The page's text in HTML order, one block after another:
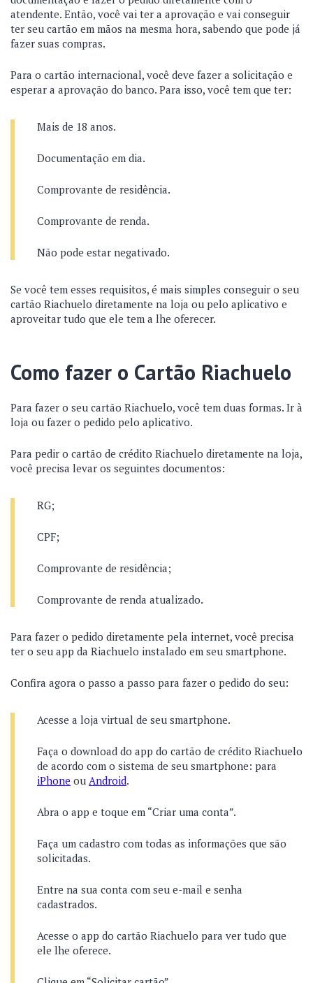
atendente. Então, você vai ter a aprovação e vai conseguir
ter seu cartão em mãos na mesma hora, sabendo que pode já
fazer suas compras.
Para o cartão internacional, você deve fazer a solicitação e
esperar a aprovação do banco. Para isso, você tem que ter:
Mais de 18 anos.
Documentação em dia.
Comprovante de residência.
Comprovante de renda.
Não pode estar negativado.
Se você tem esses requisitos, é mais simples conseguir o seu
cartão Riachuelo diretamente na loja ou pelo aplicativo e
aproveitar tudo que ele tem a lhe oferecer.
Como fazer o Cartão Riachuelo
Para fazer o seu cartão Riachuelo, você tem duas formas. Ir à
loja ou fazer o pedido pelo aplicativo.
Para pedir o cartão de crédito Riachuelo diretamente na loja,
você precisa levar os seguintes documentos:
RG;
CPF;
Comprovante de residência;
Comprovante de renda atualizado.
Para fazer o pedido diretamente pela internet, você precisa
ter o seu app da Riachuelo instalado em seu smartphone.
Confira agora o passo a passo para fazer o pedido do seu:
Acesse a loja virtual de seu smartphone.
Faça o download do app do cartão de crédito Riachuelo
de acordo com o sistema de seu smartphone: para
iPhone ou Android.
Abra o app e toque em “Criar uma conta”.
Faça um cadastro com todas as informações que são
solicitadas.
Entre na sua conta com seu e-mail e senha
cadastrados.
Acesse o app do cartão Riachuelo para ver tudo que
ele lhe oferece.